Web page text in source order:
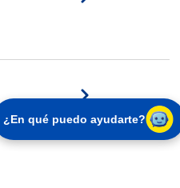
¿En qué puedo ayudarte?